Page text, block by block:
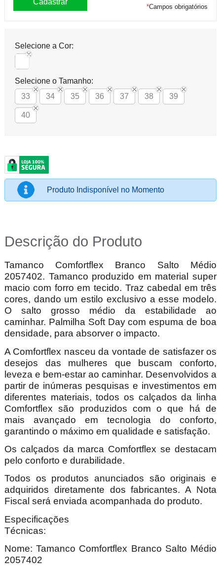
*Campos obrigatórios
Selecione a Cor:
Selecione o Tamanho:
33
34 35 36 37 38 39
40
Produto Indisponível no Momento
Descrição do Produto
Tamanco Comfortflex Branco Salto Médio
2057402. Tamanco produzido em material super
macio com forro em tecido. Traz cabedal em três
cores, dando um estilo exclusivo a esse modelo.
O salto grosso médio da estabilidade ao
caminhar. Palmilha Soft Day com espuma de boa
densidade, para absorver o impacto.
A Comfortflex nasceu da vontade de satisfazer os
desejos das mulheres que buscam conforto,
leveza e bem-estar ao caminhar. Desenvolvidos a
partir de inúmeras pesquisas e investimentos em
diferentes materiais, todos os calçados da linha
Comfortflex são produzidos com o que há de
mais avançado em tecnologia do conforto,
garantindo o máximo em qualidade e satisfação.
Os calçados da marca Comfortflex se destacam
pelo conforto e durabilidade.
Todos os produtos anunciados são originais e
adquiridos diretamente dos fabricantes. A Nota
Fiscal será enviada acompanhada do produto.
Especificações
Nome: Tamanco Comfortflex Branco Salto Médio
2057402